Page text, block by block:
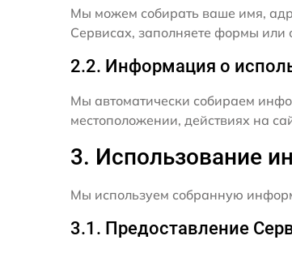
Мы можем собирать ваше имя,
Сервисах, заполняете формы или
2.2. Информация о
Мы автоматически собираем
местоположении, действиях на
3. Использование
Мы используем собранную
3.1. Предоставление